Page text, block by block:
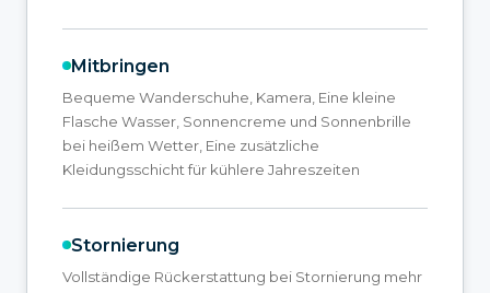
Mitbringen
Bequeme Wanderschuhe, Kamera, Eine kleine
Flasche Wasser, Sonnencreme und Sonnenbrille
bei heißem Wetter, Eine zusätzliche
Kleidungsschicht für kühlere Jahreszeiten
Stornierung
Vollständige Rückerstattung bei Stornierung mehr